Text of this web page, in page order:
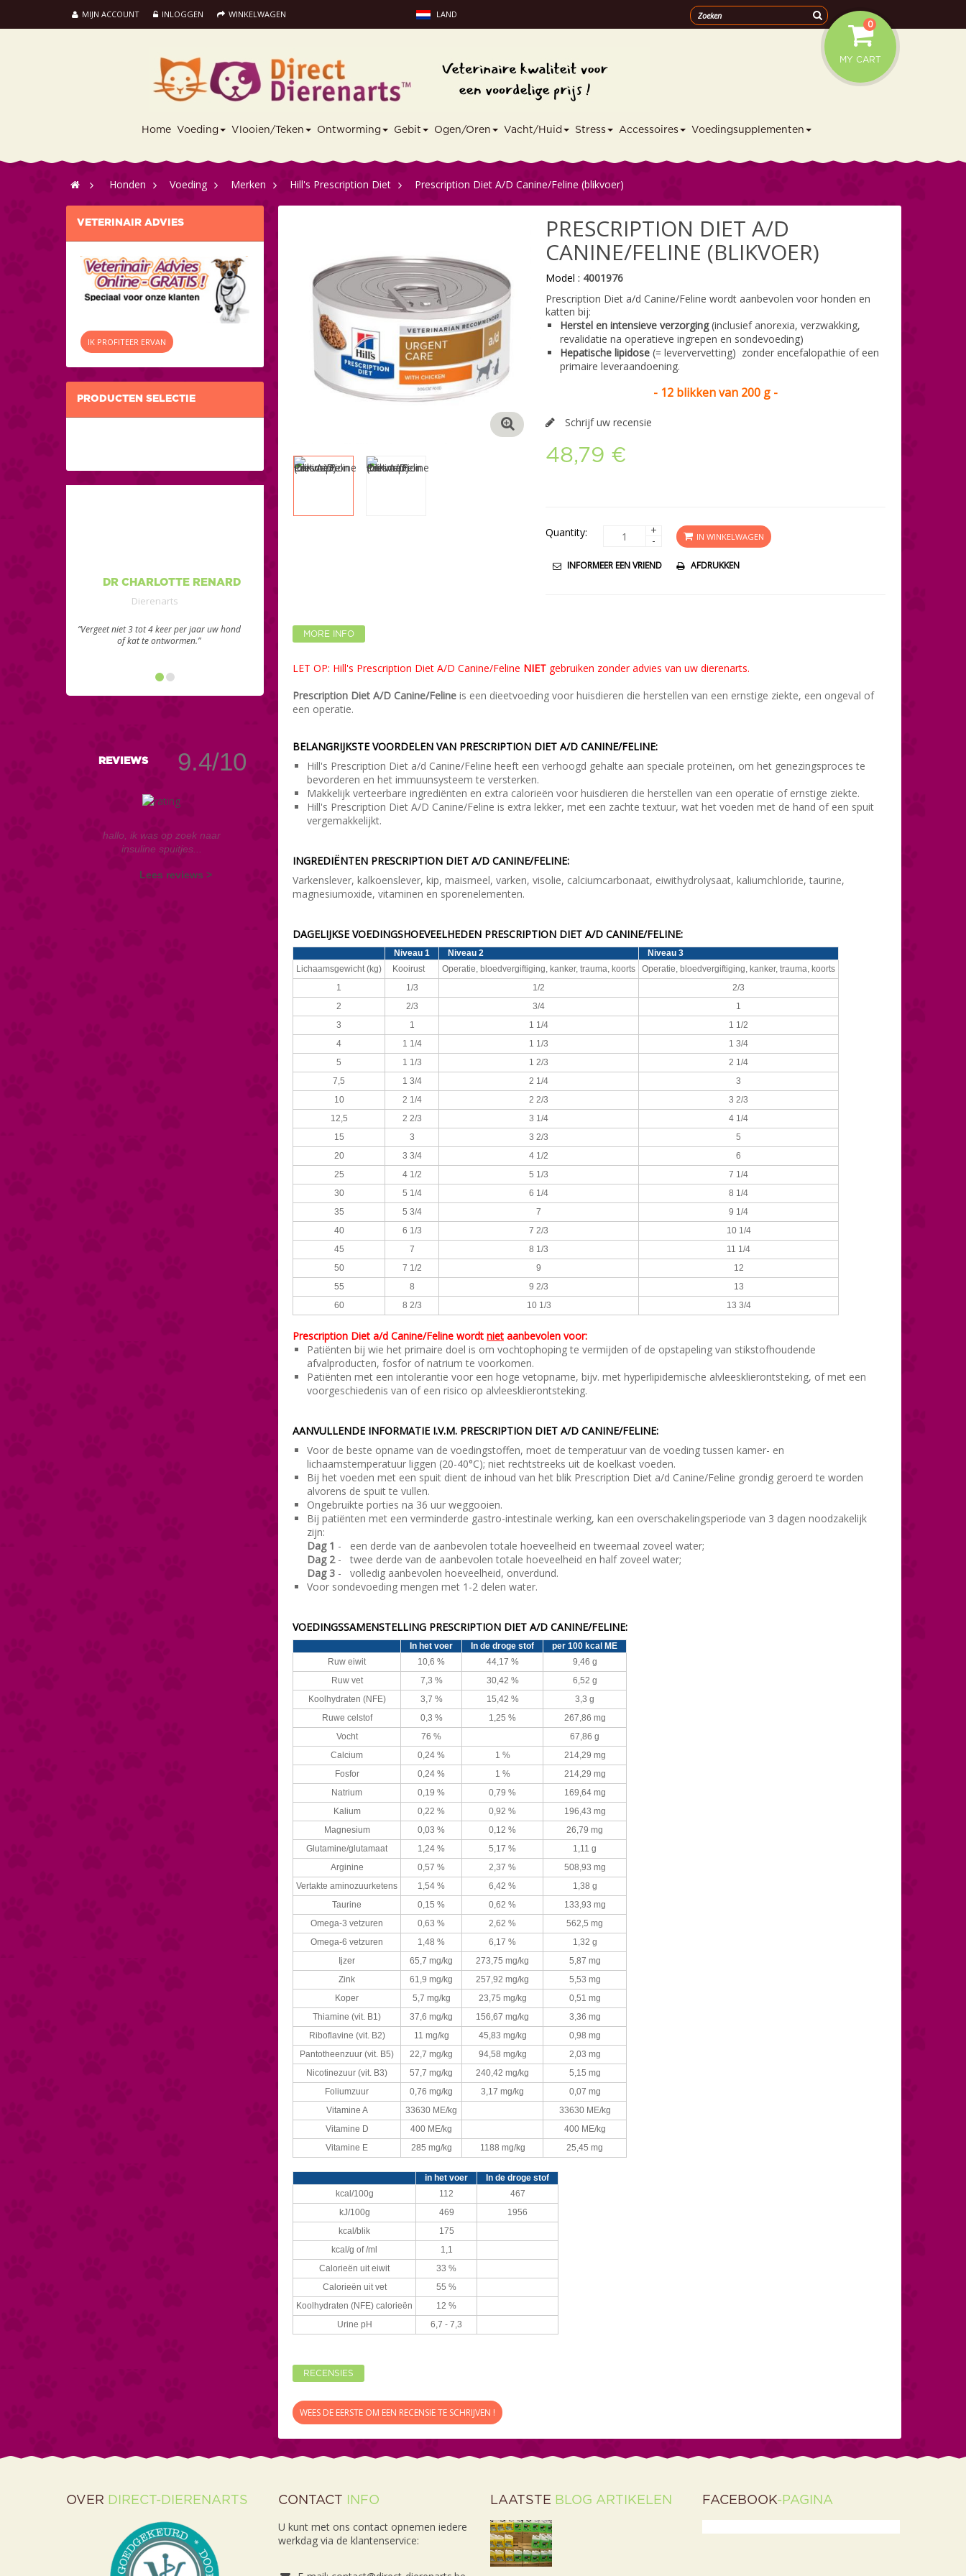
MIJN ACCOUNT INLOGGEN WINKELWAGEN LAND
MY CART
0
Home Voeding Vlooien/Teken Ontworming Gebit Ogen/Oren Vacht/Huid Stress Accessoires Voedingsupplementen
> Honden > Voeding > Merken > Hill's Prescription Diet > Prescription Diet A/D Canine/Feline (blikvoer)
VETERINAIR ADVIES
IK PROFITEER ERVAN
PRODUCTEN SELECTIE
DR CHARLOTTE RENARD
Dierenarts
“Vergeet niet 3 tot 4 keer per jaar uw hond
of kat te ontwormen.”
REVIEWS 9.4/10
hallo, ik was op zoek naar
insuline spuitjes...
Lees reviews >
PRESCRIPTION DIET A/D
CANINE/FELINE (BLIKVOER)
Model : 4001976
Prescription Diet a/d Canine/Feline wordt aanbevolen voor honden en
katten bij:
Herstel en intensieve verzorging(inclusief anorexia, verzwakking,
revalidatie na operatieve ingrepen en sondevoeding)
Hepatische lipidose (= leververvetting) zonder encefalopathie of een
primaire leveraandoening.
- 12 blikken van 200 g -
Schrijf uw recensie
48,79 €
Quantity: +
- IN WINKELWAGEN
INFORMEER EEN VRIEND AFDRUKKEN
MORE INFO
LET OP: Hill's Prescription Diet A/D Canine/Feline NIET gebruiken zonder advies van uw dierenarts.
Prescription Diet A/D Canine/Feline is een dieetvoeding voor huisdieren die herstellen van een ernstige ziekte, een ongeval of
een operatie.
BELANGRIJKSTE VOORDELEN VAN PRESCRIPTION DIET A/D CANINE/FELINE:
Hill's Prescription Diet a/d Canine/Feline heeft een verhoogd gehalte aan speciale proteïnen, om het genezingsproces te
bevorderen en het immuunsysteem te versterken.
Makkelijk verteerbare ingrediënten en extra calorieën voor huisdieren die herstellen van een operatie of ernstige ziekte.
Hill's Prescription Diet A/D Canine/Feline is extra lekker, met een zachte textuur, wat het voeden met de hand of een spuit
vergemakkelijkt.
INGREDIËNTEN PRESCRIPTION DIET A/D CANINE/FELINE:
Varkenslever, kalkoenslever, kip, maismeel, varken, visolie, calciumcarbonaat, eiwithydrolysaat, kaliumchloride, taurine,
magnesiumoxide, vitaminen en sporenelementen.
DAGELIJKSE VOEDINGSHOEVEELHEDEN PRESCRIPTION DIET A/D CANINE/FELINE:
Niveau 1 Niveau 2
Niveau 3
Lichaamsgewicht (kg)
Kooirust Operatie, bloedvergiftiging, kanker, trauma, koorts
Operatie, bloedvergiftiging, kanker, trauma, koorts
1
1/3 1/2
2/3
2
2/3 3/4
1
3
1 1 1/4
1 1/2
4
1 1/4 1 1/3
1 3/4
5
1 1/3 1 2/3
2 1/4
7,5
1 3/4 2 1/4
3
10
2 1/4 2 2/3
3 2/3
12,5
2 2/3 3 1/4
4 1/4
15
3 3 2/3
5
20
3 3/4 4 1/2
6
25
4 1/2 5 1/3
7 1/4
30
5 1/4 6 1/4
8 1/4
35
5 3/4 7
9 1/4
40
6 1/3 7 2/3
10 1/4
45
7 8 1/3
11 1/4
50
7 1/2 9
12
55
8 9 2/3
13
60
8 2/3 10 1/3 13 3/4
Prescription Diet a/d Canine/Feline wordt niet aanbevolen voor:
Patiënten bij wie het primaire doel is om vochtophoping te vermijden of de opstapeling van stikstofhoudende
afvalproducten, fosfor of natrium te voorkomen.
Patiënten met een intolerantie voor een hoge vetopname, bijv. met hyperlipidemische alvleesklierontsteking, of met een
voorgeschiedenis van of een risico op alvleesklierontsteking.
AANVULLENDE INFORMATIE I.V.M. PRESCRIPTION DIET A/D CANINE/FELINE:
Voor de beste opname van de voedingstoffen, moet de temperatuur van de voeding tussen kamer- en
lichaamstemperatuur liggen (20-40°C); niet rechtstreeks uit de koelkast voeden.
Bij het voeden met een spuit dient de inhoud van het blik Prescription Diet a/d Canine/Feline grondig geroerd te worden
alvorens de spuit te vullen.
Ongebruikte porties na 36 uur weggooien.
Bij patiënten met een verminderde gastro-intestinale werking, kan een overschakelingsperiode van 3 dagen noodzakelijk
zijn:
Dag 1 - een derde van de aanbevolen totale hoeveelheid en tweemaal zoveel water;
Dag 2- twee derde van de aanbevolen totale hoeveelheid en half zoveel water;
Dag 3 - volledig aanbevolen hoeveelheid, onverdund.
Voor sondevoeding mengen met 1-2 delen water.
VOEDINGSSAMENSTELLING PRESCRIPTION DIET A/D CANINE/FELINE:
In het voer In de droge stof
per 100 kcal ME
Ruw eiwit
10,6 % 44,17 %
9,46 g
Ruw vet
7,3 % 30,42 %
6,52 g
Koolhydraten (NFE)
3,7 % 15,42 %
3,3 g
Ruwe celstof
0,3 % 1,25 %
267,86 mg
Vocht
76 %
67,86 g
Calcium
0,24 % 1 %
214,29 mg
Fosfor
0,24 % 1 %
214,29 mg
Natrium
0,19 % 0,79 %
169,64 mg
Kalium
0,22 % 0,92 %
196,43 mg
Magnesium
0,03 % 0,12 %
26,79 mg
Glutamine/glutamaat
1,24 % 5,17 %
1,11 g
Arginine
0,57 % 2,37 %
508,93 mg
Vertakte aminozuurketens
1,54 % 6,42 %
1,38 g
Taurine
0,15 % 0,62 %
133,93 mg
Omega-3 vetzuren
0,63 % 2,62 %
562,5 mg
Omega-6 vetzuren
1,48 % 6,17 %
1,32 g
Ijzer
65,7 mg/kg 273,75 mg/kg
5,87 mg
Zink
61,9 mg/kg 257,92 mg/kg
5,53 mg
Koper
5,7 mg/kg 23,75 mg/kg
0,51 mg
Thiamine (vit. B1)
37,6 mg/kg 156,67 mg/kg
3,36 mg
Riboflavine (vit. B2)
11 mg/kg 45,83 mg/kg
0,98 mg
Pantotheenzuur (vit. B5)
22,7 mg/kg 94,58 mg/kg
2,03 mg
Nicotinezuur (vit. B3)
57,7 mg/kg 240,42 mg/kg
5,15 mg
Foliumzuur
0,76 mg/kg 3,17 mg/kg
0,07 mg
Vitamine A
33630 МЕ/kg
33630 МЕ/kg
Vitamine D
400 МЕ/kg
400 МЕ/kg
Vitamine E
285 mg/kg 1188 mg/kg 25,45 mg
in het voer
In de droge stof
kcal/100g
112
467
kJ/100g
469
1956
kcal/blik
175
kcal/g of /ml
1,1
Calorieën uit eiwit
33 %
Calorieën uit vet
55 %
Koolhydraten (NFE) calorieën
12 %
Urine pH
6,7 - 7,3
RECENSIES
WEES DE EERSTE OM EEN RECENSIE TE SCHRIJVEN !
OVER DIRECT-DIERENARTS CONTACT INFO
U kunt met ons contact opnemen iedere
werkdag via de klantenservice:
LAATSTE BLOG ARTIKELEN FACEBOOK-PAGINA